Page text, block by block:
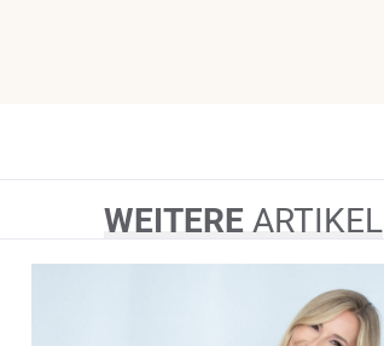
WEITEREARTIKEL